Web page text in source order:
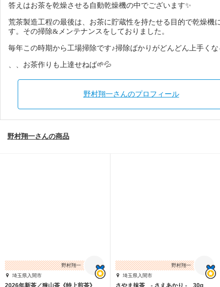
答えはお茶を乾燥させる自動乾燥機の中でございます✨
荒茶製造工程の最後は、お茶に貯蔵性を持たせる目的で乾燥機
す。 その掃除&メンテナンスをしておりました。
毎年この時期から工場掃除です♪掃除ばかりがどんどん上手くな
、、お茶作りも上達せねば🌱💦
野村翔一さんのプロフィール
野村翔一さんの商品
野村翔一
埼玉県入間市
2026年新茶／狭山茶《特上煎茶》
野村翔一
埼玉県入間市
さやま抹茶 - さえあかり - 30g